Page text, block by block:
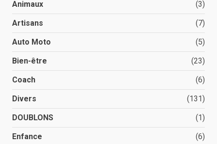
Animaux (3)
Artisans (7)
Auto Moto (5)
Bien-être (23)
Coach (6)
Divers (131)
DOUBLONS (1)
Enfance (6)